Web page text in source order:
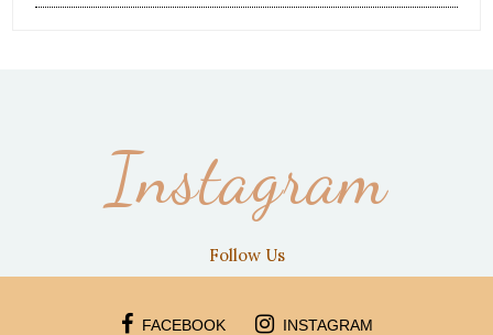
Instagram
Follow Us
FACEBOOK INSTAGRAM